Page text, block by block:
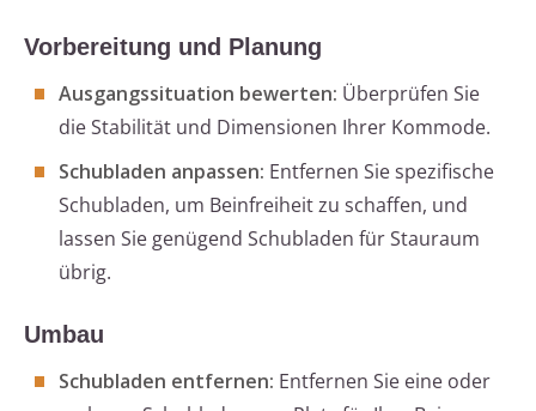
Vorbereitung und Planung
Ausgangssituation bewerten: Überprüfen Sie
die Stabilität und Dimensionen Ihrer Kommode.
Schubladen anpassen: Entfernen Sie spezifische
Schubladen, um Beinfreiheit zu schaffen, und
lassen Sie genügend Schubladen für Stauraum
übrig.
Umbau
Schubladen entfernen: Entfernen Sie eine oder